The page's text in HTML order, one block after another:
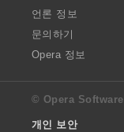
언론 정보
문의하기
Opera 정보
© Opera Software
개인 보안